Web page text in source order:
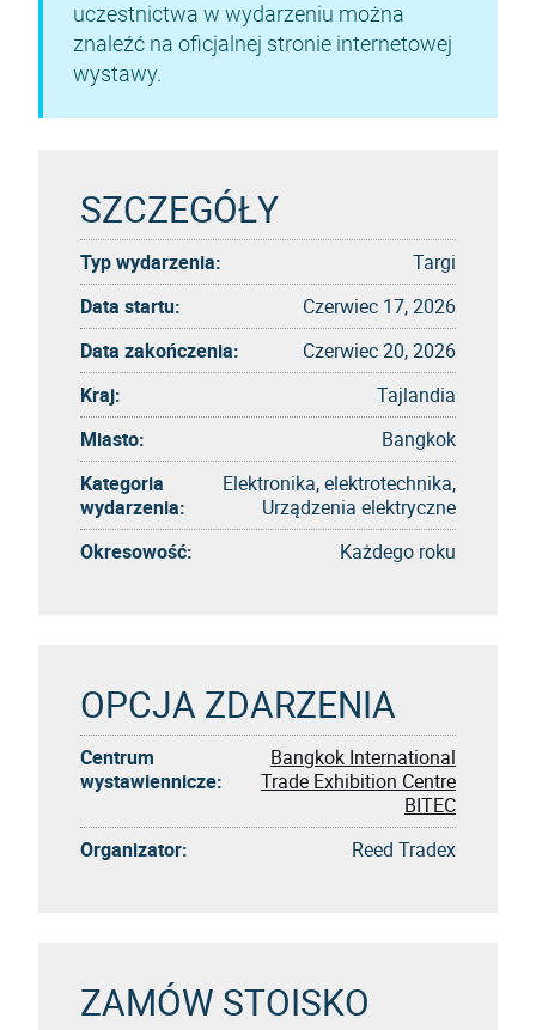
uczestnictwa w wydarzeniu można
znaleźć na oficjalnej stronie internetowej
wystawy.
SZCZEGÓŁY
Typ wydarzenia:
Targi
Data startu:
Czerwiec 17, 2026
Data zakończenia:
Czerwiec 20, 2026
Kraj:
Tajlandia
Miasto:
Bangkok
Kategoria
wydarzenia:
Elektronika, elektrotechnika,
Urządzenia elektryczne
Okresowość:
Każdego roku
OPCJA ZDARZENIA
Centrum
wystawiennicze:
Bangkok International
Trade Exhibition Centre
BITEC
Organizator:
Reed Tradex
ZAMÓW STOISKO